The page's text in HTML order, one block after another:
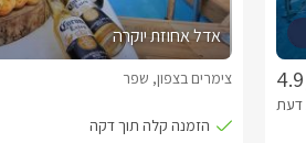
אדל אחוזת יוקרה
צימרים בצפון, שפר